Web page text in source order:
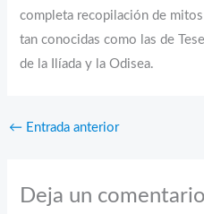
completa recopilación de
tan conocidas como las de
de la Ilíada y la Odisea.
← Entrada anterior
Deja un comentario